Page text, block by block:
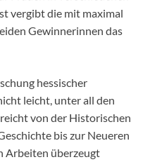
vergibt die mit maximal
Gewinnerinnen das
hessischer
leicht, unter all den
von der Historischen
bis zur Neueren
Arbeiten überzeugt